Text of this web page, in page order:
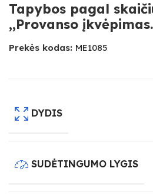
Tapybos pagal
,,Provanso
Prekės kodas: ME1085
DYDIS
SUDĖTINGUMO LYGIS